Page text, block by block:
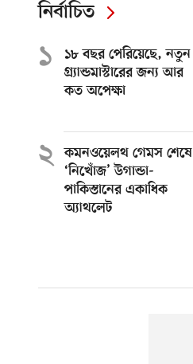
নির্বাচিত
১
১৮ বছর পেরিয়েছে, নতুন
গ্র্যান্ডমাস্টারের জন্য আর
কত অপেক্ষা
২
কমনওয়েলথ গেমস শেষে
‘নিখোঁজ’ উগান্ডা-
পাকিস্তানের একাধিক
অ্যাথলেট